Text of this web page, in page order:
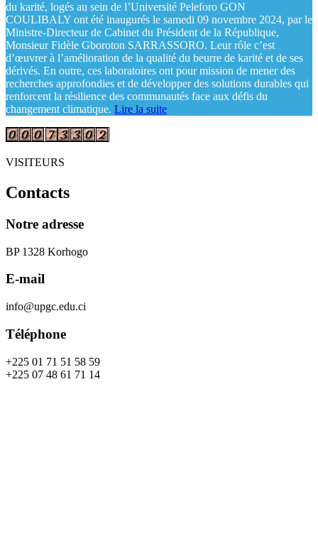
du karité, logés au sein de l’Université Peleforo GON
COULIBALY ont été inaugurés le samedi 09 novembre 2024, par le
Ministre-Directeur de Cabinet du Président de la République,
Monsieur Fidèle Gboroton SARRASSORO. Leur rôle c’est
d’œuvrer à l’amélioration de la qualité du beurre de karité et de ses
dérivés. En outre, ces laboratoires ont pour mission de mener des
recherches approfondies et de développer des solutions durables qui
renforcent la résilience des communautés face aux défis du
changement climatique. Lire la suite
VISITEURS
Contacts
Notre adresse
BP 1328 Korhogo
E-mail
info@upgc.edu.ci
Téléphone
+225 01 71 51 58 59
+225 07 48 61 71 14